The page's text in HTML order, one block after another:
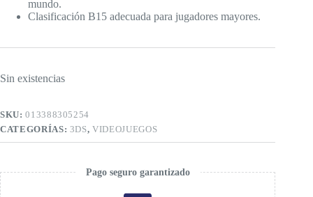
mundo.
Clasificación B15 adecuada para jugadores mayores.
Sin existencias
SKU:013388305254
CATEGORÍAS: 3DS,VIDEOJUEGOS
Pago seguro garantizado